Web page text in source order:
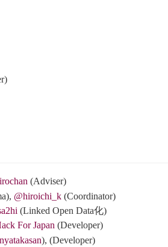
(Adviser)
@hiroichi_k (Coordinator)
(Linked Open Data化)
For Japan (Developer)
), (Developer)